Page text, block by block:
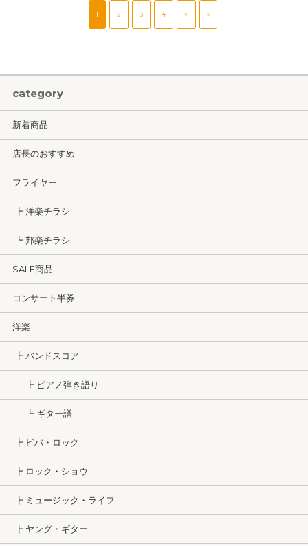
1 2 3 4 > »
category
新着商品
店長のおすすめ
フライヤー
┣ 洋楽チラシ
┗ 邦楽チラシ
SALE商品
コンサート半券
洋楽
┣ バンドスコア
┣ ピアノ弾き語り
┗ ギター譜
┣ ビバ・ロック
┣ ロック・ショウ
┣ ミュージック・ライフ
┣ ヤング・ギター